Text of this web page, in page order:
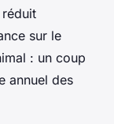
sur le
: un coup
annuel des